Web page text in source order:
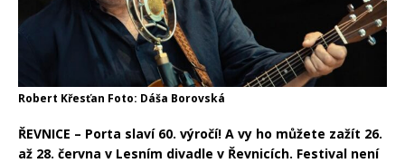
Robert Křesťan Foto: Dáša Borovská
ŘEVNICE – Porta slaví 60. výročí! A vy ho můžete zažít 26.
až 28. června v Lesním divadle v Řevnicích. Festival není